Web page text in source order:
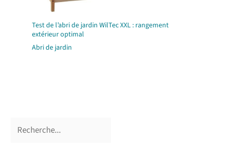
Test de l’abri de jardin WilTec XXL : rangement
extérieur optimal
Abri de jardin